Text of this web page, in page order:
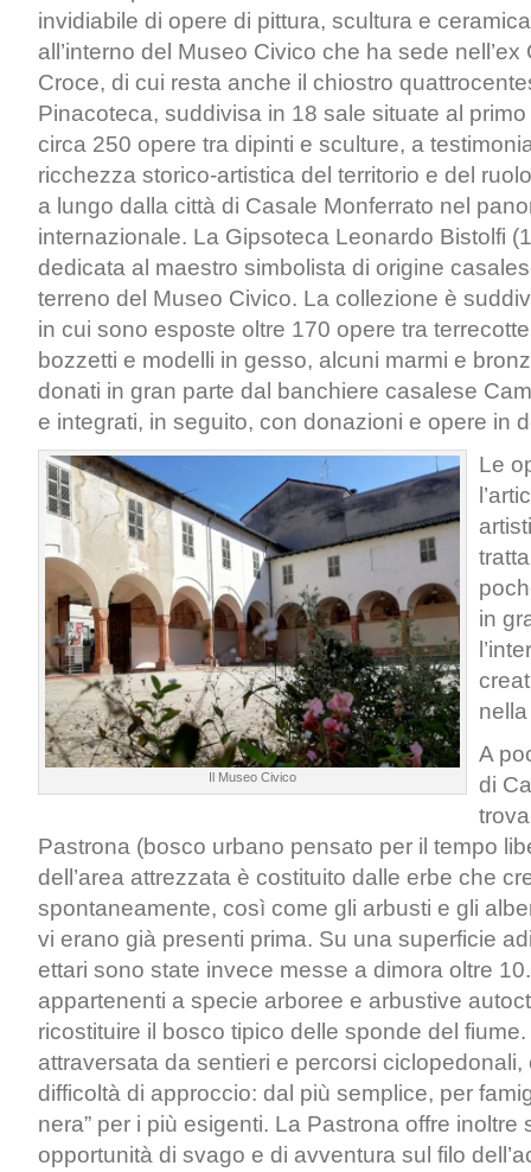
invidiabile di opere di pittura, scultura e
all’interno del Museo Civico che ha sede
Croce, di cui resta anche il chiostro
Pinacoteca, suddivisa in 18 sale situate al
circa 250 opere tra dipinti e sculture, a
ricchezza storico-artistica del territorio e del
a lungo dalla città di Casale Monferrato nel
internazionale. La Gipsoteca Leonardo Bistolfi
dedicata al maestro simbolista di origine
terreno del Museo Civico. La collezione è
in cui sono esposte oltre 170 opere tra
bozzetti e modelli in gesso, alcuni marmi e
donati in gran parte dal banchiere casalese
e integrati, in seguito, con donazioni e opere in
Il Museo Civico
Le
in
A
di
Pastrona (bosco urbano pensato per il tempo
dell’area attrezzata è costituito dalle erbe che
spontaneamente, così come gli arbusti e gli
vi erano già presenti prima. Su una superficie
ettari sono state invece messe a dimora oltre
appartenenti a specie arboree e arbustive
ricostituire il bosco tipico delle sponde del fiume.
attraversata da sentieri e percorsi ciclopedonali,
difficoltà di approccio: dal più semplice, per
nera” per i più esigenti. La Pastrona offre inoltre
opportunità di svago e di avventura sul filo